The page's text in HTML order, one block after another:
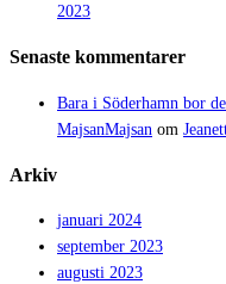
2023
Senaste kommentarer
Bara i Söderhamn bor
MajsanMajsan om
Arkiv
januari 2024
september 2023
augusti 2023